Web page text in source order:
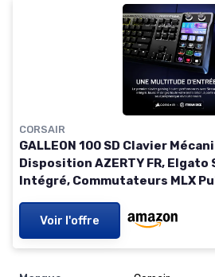
CORSAIR
GALLEON 100 SD Clavier
Disposition AZERTY FR, Elgato
Intégré, Commutateurs MLX
8000 Hz – Noir
Voir l'offre